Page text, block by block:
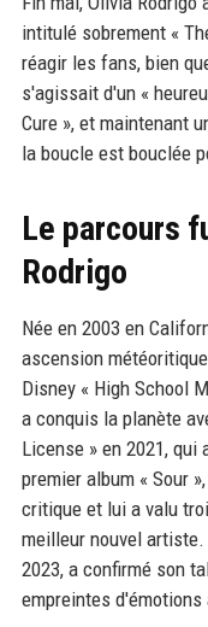
intitulé sobrement «
réagir les fans, bien
s'agissait d'un «
Cure », et maintenant
la boucle est bouclée
Le parcours
Rodrigo
Née en 2003 en
ascension
Disney « High School
a conquis la planète
License » en 2021,
premier album « Sour
critique et lui a valu
meilleur nouvel artiste.
2023, a confirmé son
empreintes